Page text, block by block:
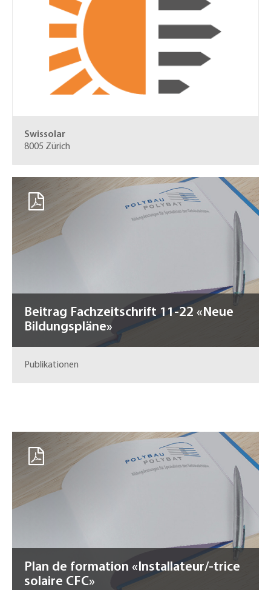
Swissolar
8005 Zürich
Beitrag Fachzeitschrift 11-22 «Neue
Bildungspläne»
Publikationen
Plan de formation «Installateur/-trice
solaire CFC»